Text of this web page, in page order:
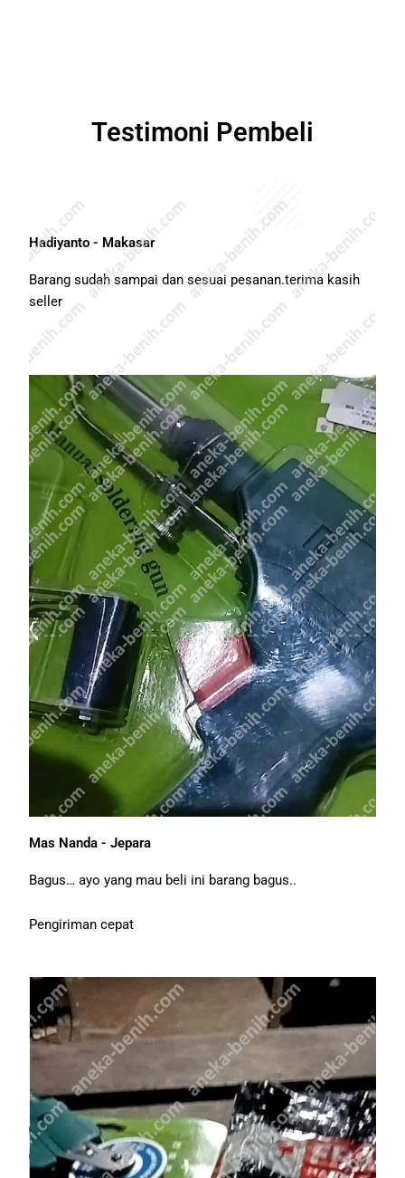
Testimoni Pembeli
Hadiyanto - Makasar
Barang sudah sampai dan sesuai pesanan.terima kasih
seller
Mas Nanda - Jepara
Bagus… ayo yang mau beli ini barang bagus..
Pengiriman cepat